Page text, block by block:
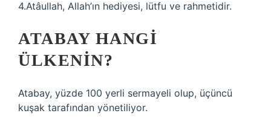
4.Atâullah, Allah’ın hediyesi, lütfu ve rahmetidir.
ATABAY HANGI
ÜLKENIN?
Atabay, yüzde 100 yerli sermayeli olup, üçüncü
kuşak tarafından yönetiliyor.